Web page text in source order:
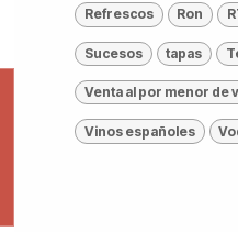
Refrescos Ron
Sucesos tapas
Venta al por menor de
Vinos españoles